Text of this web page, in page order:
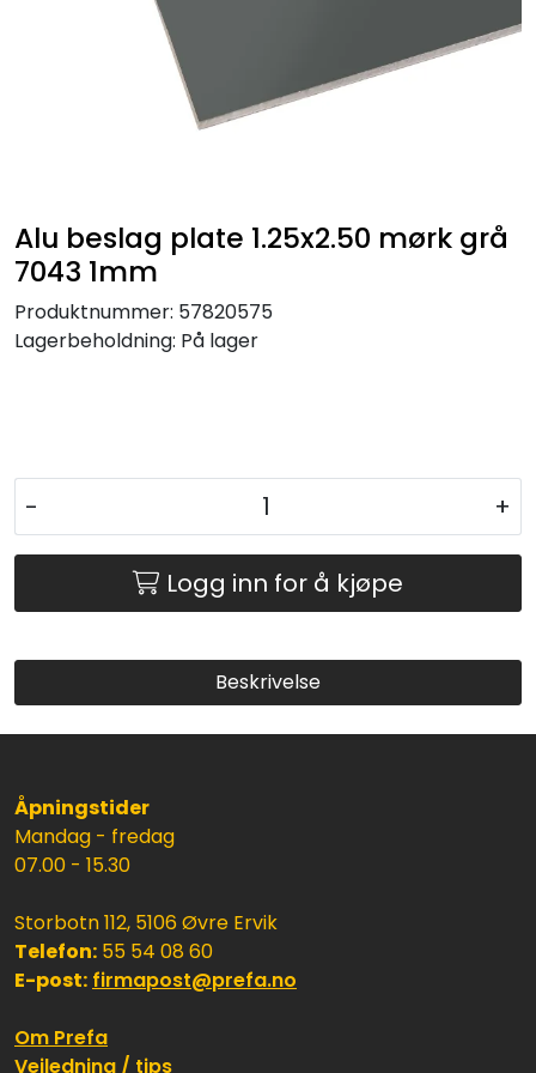
Alu beslag plate 1.25x2.50 mørk grå
7043 1mm
Produktnummer: 57820575
Lagerbeholdning: På lager
- +
Logg inn for å kjøpe
Beskrivelse
Åpningstider
Mandag - fredag
07.00 - 15.30
Storbotn 112, 5106 Øvre Ervik
Telefon: 55 54 08 60
E-post: firmapost@prefa.no
Om Prefa
Veiledning / tips